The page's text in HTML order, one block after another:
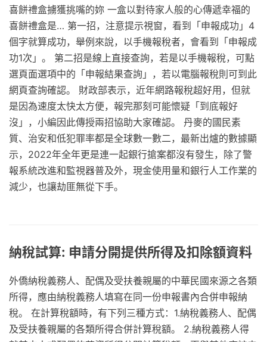
喜餅禮盒擄獲挑嘴的妳 一盒以對待家人般的心傳遞幸福的
喜餅禮盒是… 第一招，注意提示視窗，看到「申報成功」4
個字就算成功，舉例來說，以手機報稅者，會看到「申報成
功1次」。 第二招是線上直接查詢，若是以手機報稅，可點
選頁面選項中的「申報結果查詢」，若以電腦報稅則可到此
網頁查詢確認。 財政部表示，近年網路報稅超好用，但就
是因為速度太快太方便，報完那刻可能懷疑「到底報好
沒」，小編因此傳授兩招協助大家確認。 丹麥的國民素
質、治安和低犯罪率都是全球數一數二，最新出爐的數據顯
示，2022年全年更是連一起銀行搶案都沒有發生，除了警
報系統改進和監視器普及外，現金使用量和銀行人工作業的
減少，也讓劫匪無從下手。
納稅試算: 申請分開提供所得及扣除額資料
外僑納稅義務人、配偶及受扶養親屬的中華民國來源之各類
所得，應由納稅義務人填寫在同一份申報書內合併申報納
稅。 在計算稅額時，有下列三種方式：1.納稅義務人、配偶
及受扶養親屬的各類所得合併計算稅額。 2.納稅義務人得